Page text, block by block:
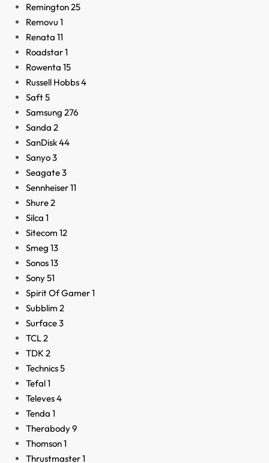
Remington25
Removu 1
Renata 11
Roadstar1
Rowenta 15
Russell Hobbs4
Saft5
Samsung 276
Sanda 2
SanDisk44
Sanyo3
Seagate3
Sennheiser11
Shure2
Silca 1
Sitecom 12
Smeg 13
Sonos13
Sony51
Spirit Of Gamer1
Subblim 2
Surface3
TCL2
TDK 2
Technics5
Tefal1
Televes4
Tenda 1
Therabody9
Thomson1
Thrustmaster1